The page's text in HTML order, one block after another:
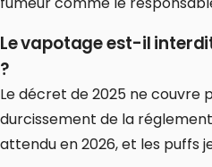
Le vapotage est-il
?
Le décret de 2025 ne couvre
durcissement de la
attendu en 2026, et les puffs